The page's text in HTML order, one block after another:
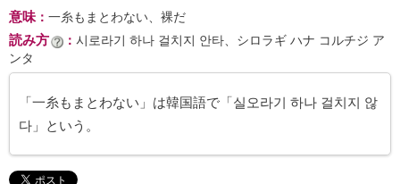
意味： 一糸もまとわない、裸だ
読み方 ： 시로라기 하나 걸치지 안타、シロラギ ハナ コルチジ ア
ンタ
「一糸もまとわない」は韓国語で「실오라기 하나 걸치지 않
다」という。